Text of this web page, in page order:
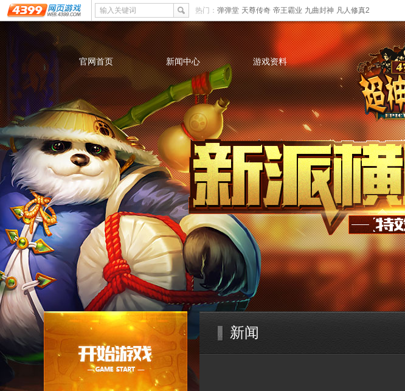
输入关键词 热门： 弹弹堂 天尊传奇 帝王霸业 九曲封神 凡人修真2
官网首页 新闻中心 游戏资料
新闻